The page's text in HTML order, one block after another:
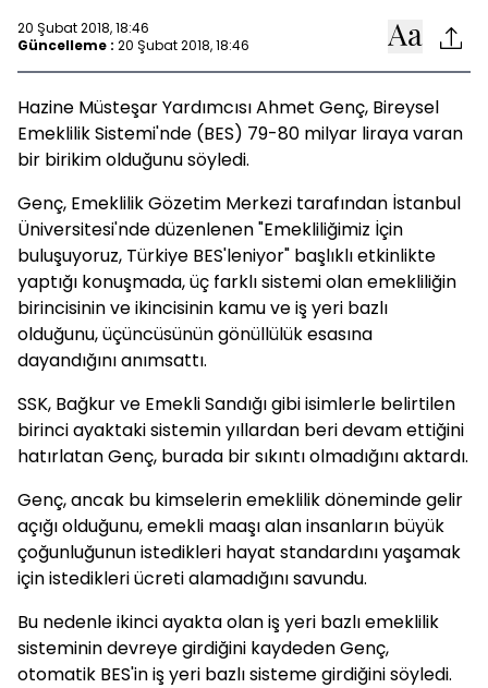
20 Şubat 2018, 18:46
Güncelleme : 20 Şubat 2018, 18:46
Hazine Müsteşar Yardımcısı Ahmet Genç, Bireysel
Emeklilik Sistemi'nde (BES) 79-80 milyar liraya varan
bir birikim olduğunu söyledi.
Genç, Emeklilik Gözetim Merkezi tarafından İstanbul
Üniversitesi'nde düzenlenen "Emekliliğimiz İçin
buluşuyoruz, Türkiye BES'leniyor" başlıklı etkinlikte
yaptığı konuşmada, üç farklı sistemi olan emekliliğin
birincisinin ve ikincisinin kamu ve iş yeri bazlı
olduğunu, üçüncüsünün gönüllülük esasına
dayandığını anımsattı.
SSK, Bağkur ve Emekli Sandığı gibi isimlerle belirtilen
birinci ayaktaki sistemin yıllardan beri devam ettiğini
hatırlatan Genç, burada bir sıkıntı olmadığını aktardı.
Genç, ancak bu kimselerin emeklilik döneminde gelir
açığı olduğunu, emekli maaşı alan insanların büyük
çoğunluğunun istedikleri hayat standardını yaşamak
için istedikleri ücreti alamadığını savundu.
Bu nedenle ikinci ayakta olan iş yeri bazlı emeklilik
sisteminin devreye girdiğini kaydeden Genç,
otomatik BES'in iş yeri bazlı sisteme girdiğini söyledi.